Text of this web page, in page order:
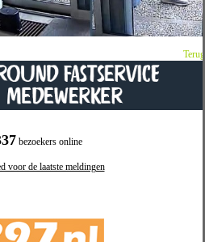
bezoekers online
voor de laatste meldingen
Terug